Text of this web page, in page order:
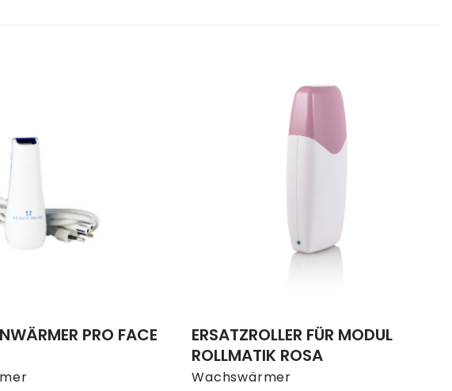
PRO FACE
Wachswärmer
ERSATZROLLER FÜR MODUL
ROLLMATIK ROSA